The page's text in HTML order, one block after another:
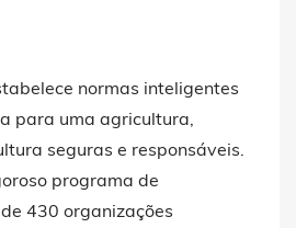
normas inteligentes
para uma agricultura,
seguras e responsáveis.
programa de
430 organizações